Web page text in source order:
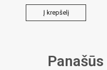
Į krepšelį